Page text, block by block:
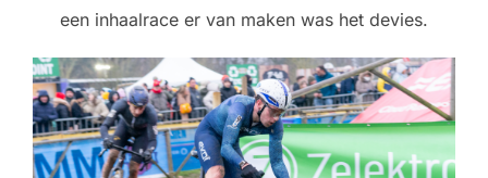
een inhaalrace er van maken was het devies.